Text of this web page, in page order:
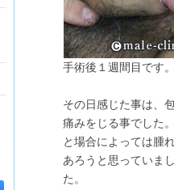
手術後１週間目です
その日感じた事は、
痛みをじる事でした
と場合によっては腫
あろうと思っていま
た。